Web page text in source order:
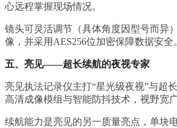
心远程掌握现场情况。
镜头可灵活调节（具体角度因型号而异
像，并采用AES256位加密保障数据安
五、亮见——超长续航的夜视专家
亮见执法记录仪主打“星光级夜视”与超
高清成像模组与智能防抖技术，视野宽
续航能力是亮见的另一质量亮点，单块